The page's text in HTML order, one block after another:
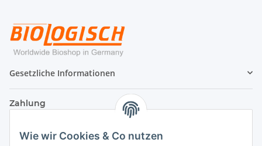
Wie wir Cookies & Co nutzen
Gesetzliche Informationen
Zahlung